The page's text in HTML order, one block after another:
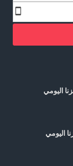
اليومي
اليومي